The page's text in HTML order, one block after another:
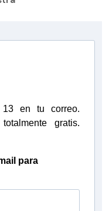
13 en tu correo.
gratis.
para